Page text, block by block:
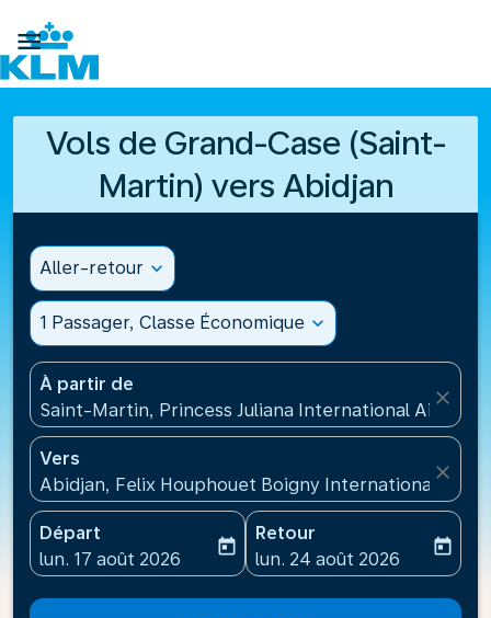

Vols de Grand-Case (Saint-
Martin) vers Abidjan
Aller-retour expand_more
1 Passager, Classe Économique expand_more
À partir de
Saint-Martin, Princess Juliana International
close
Vers
Abidjan, Felix Houphouet Boigny International
close
Départ
fc-booking-departure-date-aria-label
lun. 17 août 2026
today
Retour
fc-booking-return-date-
lun. 24 août 2026
today